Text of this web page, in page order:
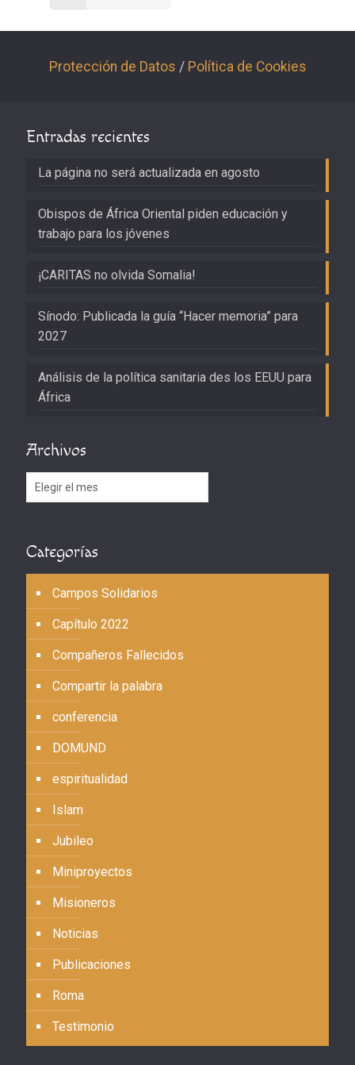
Protección de Datos / Política de Cookies
Entradas recientes
La página no será actualizada en agosto
Obispos de África Oriental piden educación y
trabajo para los jóvenes
¡CARITAS no olvida Somalia!
Sínodo: Publicada la guía “Hacer memoria” para
2027
Análisis de la política sanitaria des los EEUU para
África
Archivos
Archivos
Categorías
Campos Solidarios
Capítulo 2022
Compañeros Fallecidos
Compartir la palabra
conferencia
DOMUND
espiritualidad
Islam
Jubileo
Miniproyectos
Misioneros
Noticias
Publicaciones
Roma
Testimonio